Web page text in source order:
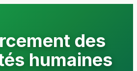
des
humaines